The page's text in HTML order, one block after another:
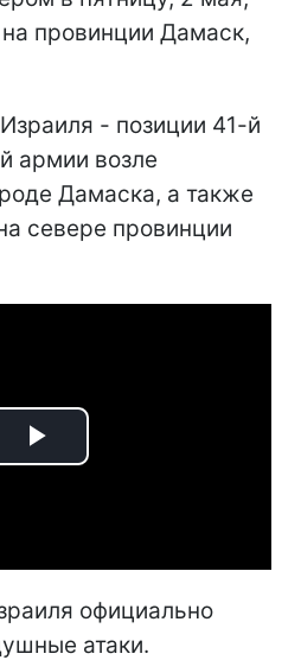
провинции Дамаск,
- позиции 41-й
армии возле
Дамаска, а также
севере провинции
Play
официально
атаки.